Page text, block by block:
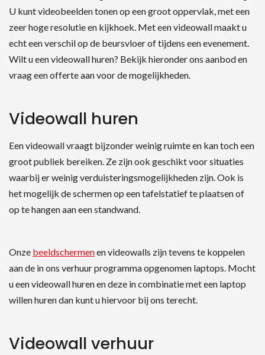
U kunt videobeelden tonen op een groot oppervlak, met een
zeer hoge resolutie en kijkhoek. Met een videowall maakt u
echt een verschil op de beursvloer of tijdens een evenement.
Wilt u een videowall huren? Bekijk hieronder ons aanbod en
vraag een offerte aan voor de mogelijkheden.
Videowall huren
Een videowall vraagt bijzonder weinig ruimte en kan toch een
groot publiek bereiken. Ze zijn ook geschikt voor situaties
waarbij er weinig verduisteringsmogelijkheden zijn. Ook is
het mogelijk de schermen op een tafelstatief te plaatsen of
op te hangen aan een standwand.
Onze beeldschermenen videowalls zijn tevens te koppelen
aan de in ons verhuur programma opgenomen laptops. Mocht
u een videowall huren en deze in combinatie met een laptop
willen huren dan kunt u hiervoor bij ons terecht.
Videowall verhuur